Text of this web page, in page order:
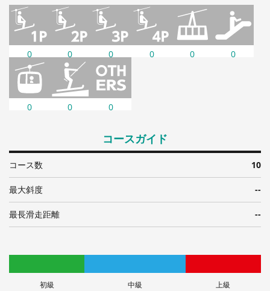
0 0 0 0 0 0
0 0 0
コースガイド
コース数 10
最大斜度 --
最長滑走距離 --
初級
中級
上級